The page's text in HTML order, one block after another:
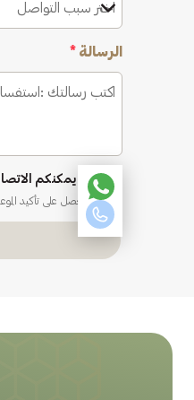
اختر سبب التواصل
الرسالة *
نعم، يمكنكم
ستحصل على تأكيد